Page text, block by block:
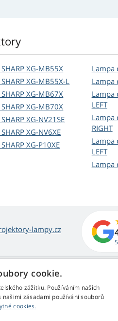
XG-MB55X
XG-MB55X-L
XG-MB67X
XG-MB70X
XG-NV21SE
XG-NV6XE
XG-P10XE
Lampa
Lampa
Lampa
LEFT
Lampa
RIGHT
Lampa
LEFT
Lampa
lampy.cz
s.r.o.
osobních údajů
cookie.
zážitku. Používáním našich
zásadami používání souborů
cookies.